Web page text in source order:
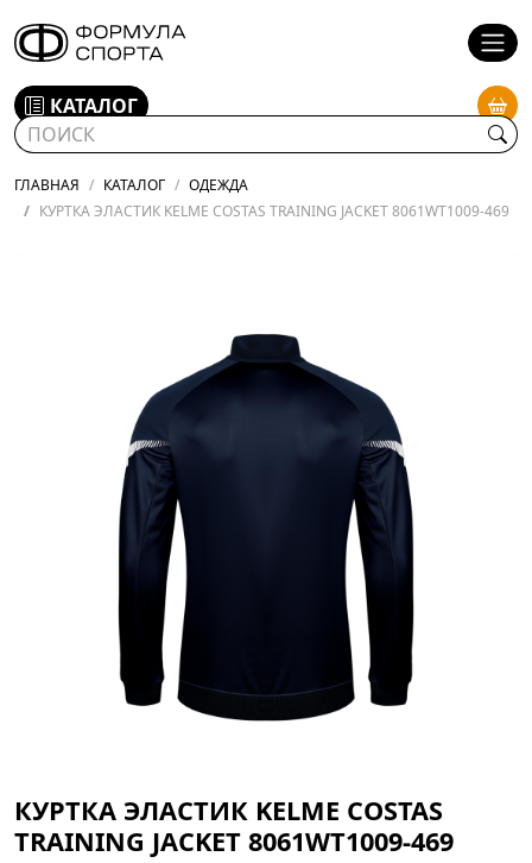
КАТАЛОГ
ГЛАВНАЯ КАТАЛОГ
ОДЕЖДА
КУРТКА ЭЛАСТИК KELME COSTAS TRAINING JACKET 8061WT1009-469
КУРТКА ЭЛАСТИК KELME COSTAS
TRAINING JACKET 8061WT1009-469